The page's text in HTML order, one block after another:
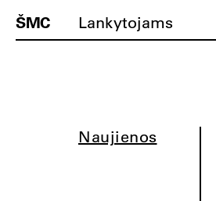
ŠMC Lankytojams
Naujienos